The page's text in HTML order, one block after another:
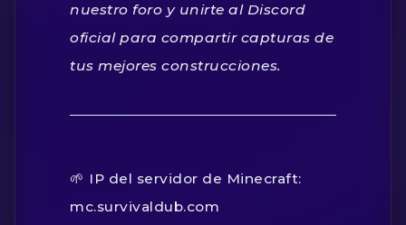
nuestro foro y unirte al Discord
oficial para compartir capturas de
tus mejores construcciones.
🌱 IP del servidor de Minecraft:
mc.survivaldub.com